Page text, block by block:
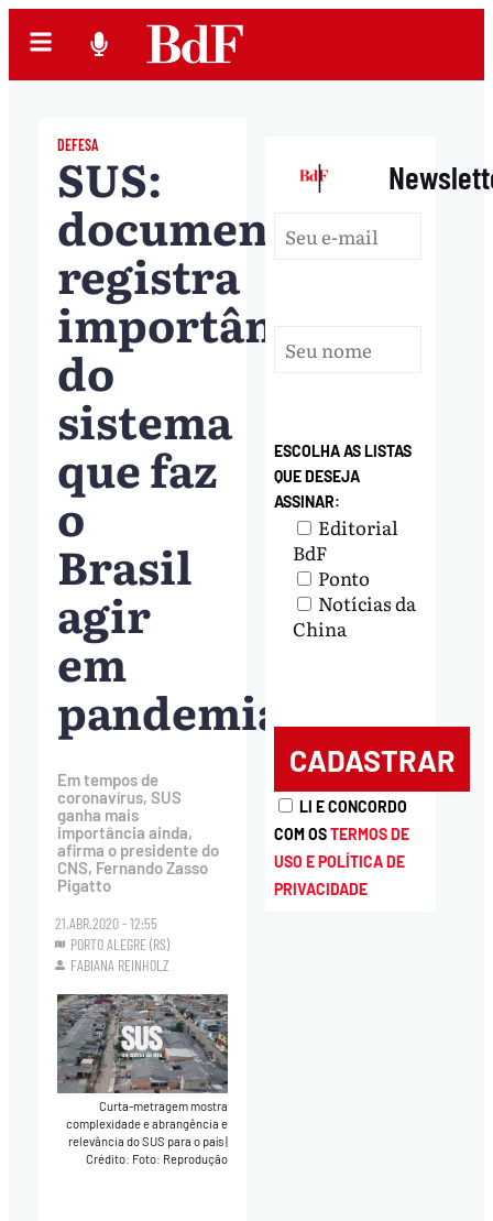
DEFESA
SUS:
documentário
registra
importância
do
sistema
que faz
o
Brasil
agir
em
pandemia
Em tempos de
coronavírus, SUS
ganha mais
importância ainda,
afirma o presidente do
CNS, Fernando Zasso
Pigatto
21.ABR.2020 - 12:55
PORTO ALEGRE (RS)
FABIANA REINHOLZ
Curta-metragem mostra
complexidade e abrangência e
relevância do SUS para o país|
Crédito: Foto: Reprodução
|
ESCOLHA AS LISTAS
QUE DESEJA
ASSINAR:
Editorial
BdF
Ponto
Notícias da
China
LI E CONCORDO
COM OSTERMOS DE
USO E POLÍTICA DE
PRIVACIDADE